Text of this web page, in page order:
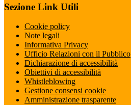
Sezione Link Utili
Cookie policy
Note legali
Informativa Privacy
Ufficio Relazioni con il Pubblico
Dichiarazione di accessibilità
Obiettivi di accessibilità
Whistleblowing
Gestione consensi cookie
Amministrazione trasparente